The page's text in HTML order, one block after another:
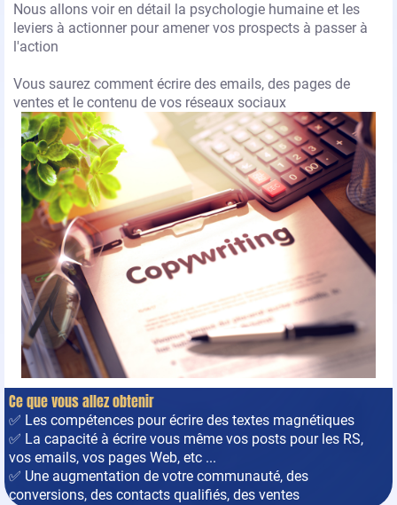
Nous allons voir en détail la psychologie humaine et les
leviers à actionner pour amener vos prospects à passer à
l'action
Vous saurez comment écrire des emails, des pages de
ventes et le contenu de vos réseaux sociaux
Ce que vous allez obtenir
✅ Les compétences pour écrire des textes magnétiques
✅ La capacité à écrire vous même vos posts pour les RS,
vos emails, vos pages Web, etc ...
✅ Une augmentation de votre communauté, des
conversions, des contacts qualifiés, des ventes